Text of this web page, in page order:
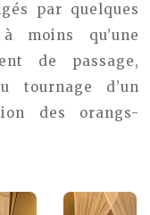
par quelques
moins qu’une
de passage,
tournage d’un
des orangs-